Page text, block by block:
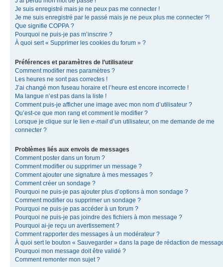
Je suis enregistré mais je ne peux pas me connecter !
Je me suis enregistré par le passé mais je ne peux plus me connecter ?!
Que signifie COPPA ?
Pourquoi ne puis-je pas m’inscrire ?
À quoi sert « Supprimer les cookies du forum » ?
Préférences et paramètres de l’utilisateur
Comment modifier mes paramètres ?
Les heures ne sont pas correctes !
J’ai changé mon fuseau horaire et l’heure est encore incorrecte !
Ma langue n’est pas dans la liste !
Comment puis-je afficher une image avec mon nom d’utilisateur ?
Qu’est-ce que mon rang et comment le modifier ?
Lorsque je clique sur le lien e-mail d’un utilisateur, on me demande de me
connecter ?
Problèmes liés aux envois de messages
Comment poster dans un forum ?
Comment modifier ou supprimer un message ?
Comment ajouter une signature à mes messages ?
Comment créer un sondage ?
Pourquoi ne puis-je pas ajouter plus d’options à mon sondage ?
Comment modifier ou supprimer un sondage ?
Pourquoi ne puis-je pas accéder à un forum ?
Pourquoi ne puis-je pas joindre des fichiers à mon message ?
Pourquoi ai-je reçu un avertissement ?
Comment rapporter des messages à un modérateur ?
À quoi sert le bouton « Sauvegarder » dans la page de rédaction de
Pourquoi mon message doit être validé ?
Comment remonter mon sujet ?